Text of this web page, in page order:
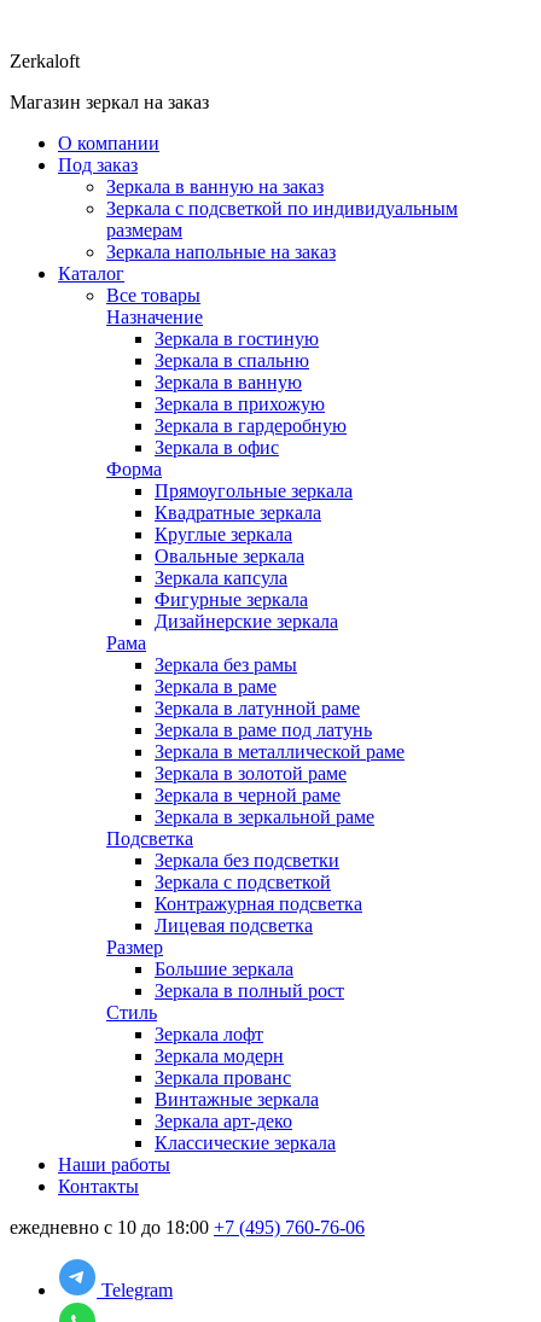
Zerkaloft
Магазин зеркал на заказ
О компании
Под заказ
Зеркала в ванную на заказ
Зеркала с подсветкой по индивидуальным
размерам
Зеркала напольные на заказ
Каталог
Все товары
Назначение
Зеркала в гостиную
Зеркала в спальню
Зеркала в ванную
Зеркала в прихожую
Зеркала в гардеробную
Зеркала в офис
Форма
Прямоугольные зеркала
Квадратные зеркала
Круглые зеркала
Овальные зеркала
Зеркала капсула
Фигурные зеркала
Дизайнерские зеркала
Рама
Зеркала без рамы
Зеркала в раме
Зеркала в латунной раме
Зеркала в раме под латунь
Зеркала в металлической раме
Зеркала в золотой раме
Зеркала в черной раме
Зеркала в зеркальной раме
Подсветка
Зеркала без подсветки
Зеркала с подсветкой
Контражурная подсветка
Лицевая подсветка
Размер
Большие зеркала
Зеркала в полный рост
Стиль
Зеркала лофт
Зеркала модерн
Зеркала прованс
Винтажные зеркала
Зеркала арт-деко
Классические зеркала
Наши работы
Контакты
ежедневно с 10 до 18:00 +7 (495) 760-76-06
Telegram